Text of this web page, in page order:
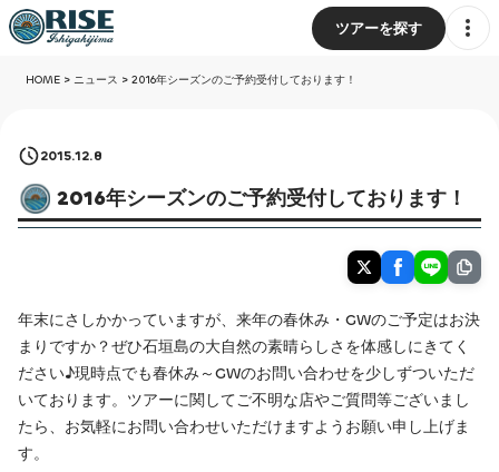
ツアーを探す
HOME> ニュース > 2016年シーズンのご予約受付しております！
2015.12.8
2016年シーズンのご予約受付しております！
年末にさしかかっていますが、来年の春休み・GWのご予定はお決
まりですか？ぜひ石垣島の大自然の素晴らしさを体感しにきてく
ださい♪現時点でも春休み～GWのお問い合わせを少しずついただ
いております。ツアーに関してご不明な店やご質問等ございまし
たら、お気軽にお問い合わせいただけますようお願い申し上げま
す。